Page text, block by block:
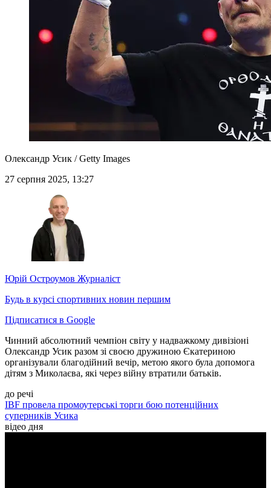
Олександр Усик / Getty Images
27 серпня 2025, 13:27
Юрій Остроумов Журналіст
Будь в курсі спортивних новин першим
Підписатися в Google
Чинний абсолютний чемпіон світу у надважкому дивізіоні
Олександр Усик разом зі своєю дружиною Єкатериною
організували благодійний вечір, метою якого була допомога
дітям з Миколаєва, які через війну втратили батьків.
до речі
IBF провела промоутерські торги бою потенційних
суперників Усика
відео дня